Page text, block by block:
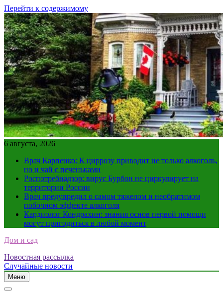
Перейти к содержимому
6 августа, 2026
Врач Карпенко: К циррозу приводит не только алкоголь,
но и чай с печеньками
Роспотребнадзор: вирус Бурбон не циркулирует на
территории России
Врач предупредил о самом тяжелом и необратимом
побочном эффекте алкоголя
Кардиолог Кондрахин: знания основ первой помощи
могут пригодиться в любой момент
Дом и сад
Новостная рассылка
Случайные новости
Меню